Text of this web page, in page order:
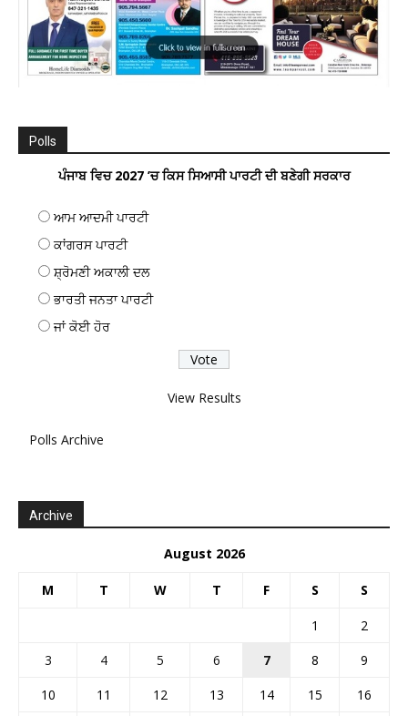
Polls
ਪੰਜਾਬ ਵਿਚ 2027 ’ਚ ਕਿਸ ਸਿਆਸੀ ਪਾਰਟੀ ਦੀ ਬਣੇਗੀ ਸਰਕਾਰ
ਆਮ ਆਦਮੀ ਪਾਰਟੀ
ਕਾਂਗਰਸ ਪਾਰਟੀ
ਸ਼੍ਰੋਮਣੀ ਅਕਾਲੀ ਦਲ
ਭਾਰਤੀ ਜਨਤਾ ਪਾਰਟੀ
ਜਾਂ ਕੋਈ ਹੋਰ
View Results
Polls Archive
Archive
August 2026
M T W T F S S
1
2
3
4 5 6 7 8
9
10
11 12 13 14 15
16